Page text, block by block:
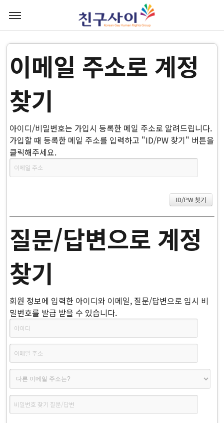
이메일 주소로 계정
찾기
아이디/비밀번호는 가입시 등록한 메일 주소로 알려드립니다.
가입할 때 등록한 메일 주소를 입력하고 "ID/PW 찾기" 버튼을
클릭해주세요.
질문/답변으로 계정
찾기
회원 정보에 입력한 아이디와 이메일, 질문/답변으로 임시 비
밀번호를 발급 받을 수 있습니다.